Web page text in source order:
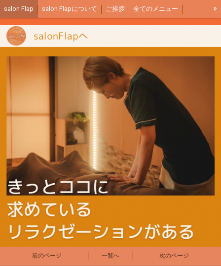
salon Flap salon Flapについて ご挨拶 全てのメニュー
サロン内イメージ ご予約リンク アクセス 全身もみほぐし説明
リンパマッサージ説明
»
前のページ 一覧へ 次のページ